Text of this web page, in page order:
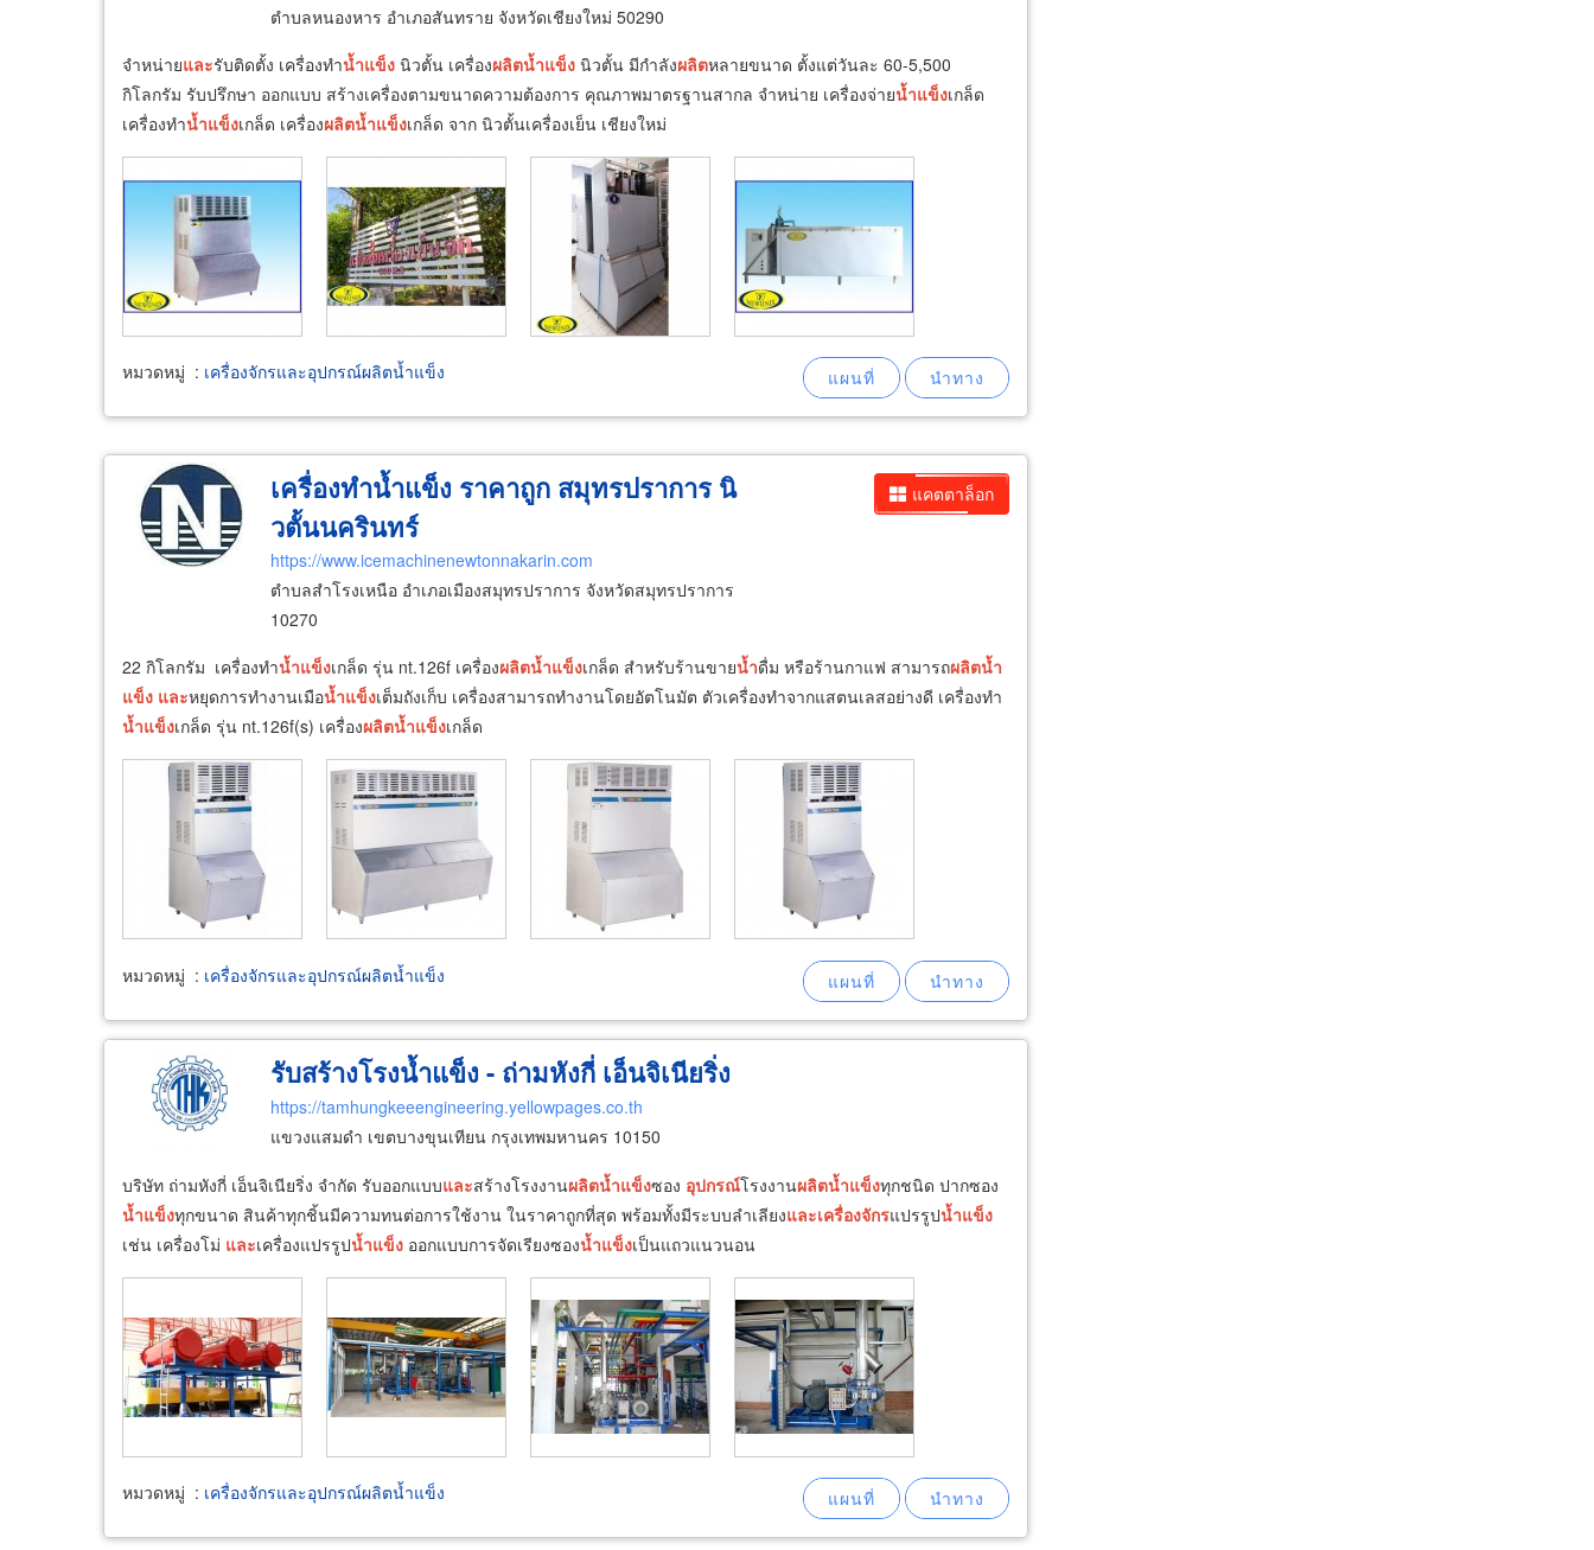
ตำบลหนองหาร อำเภอสันทราย จังหวัดเชียงใหม่ 50290
จำหน่ายและรับติดตั้ง เครื่องทำน้ำแข็ง นิวตั้น เครื่องผลิตน้ำแข็ง นิวตั้น มีกำลังผลิตหลายขนาด ตั้งแต่วันละ 60-5,500
กิโลกรัม รับปรึกษา ออกแบบ สร้างเครื่องตามขนาดความต้องการ คุณภาพมาตรฐานสากล จำหน่าย เครื่องจ่ายน้ำแข็งเกล็ด
เครื่องทำน้ำแข็งเกล็ด เครื่องผลิตน้ำแข็งเกล็ด จาก นิวตั้นเครื่องเย็น เชียงใหม่
หมวดหมู่ : เครื่องจักรและอุปกรณ์ผลิตน้ำแข็ง
แคตตาล็อก
เครื่องทำน้ำแข็ง ราคาถูก สมุทรปราการ นิ
วตั้นนครินทร์
https://www.icemachinenewtonnakarin.com
ตำบลสำโรงเหนือ อำเภอเมืองสมุทรปราการ จังหวัดสมุทรปราการ
10270
22 กิโลกรัม เครื่องทำน้ำแข็งเกล็ด รุ่น nt.126f เครื่องผลิตน้ำแข็งเกล็ด สำหรับร้านขายน้ำดื่ม หรือร้านกาแฟ สามารถผลิตน้ำ
แข็ง และหยุดการทำงานเมือน้ำแข็งเต็มถังเก็บ เครื่องสามารถทำงานโดยอัตโนมัต ตัวเครื่องทำจากแสตนเลสอย่างดี เครื่องทำ
น้ำแข็งเกล็ด รุ่น nt.126f(s) เครื่องผลิตน้ำแข็งเกล็ด
หมวดหมู่ : เครื่องจักรและอุปกรณ์ผลิตน้ำแข็ง
รับสร้างโรงน้ำแข็ง - ถ่ามหังกี่ เอ็นจิเนียริ่ง
https://tamhungkeeengineering.yellowpages.co.th
แขวงแสมดำ เขตบางขุนเทียน กรุงเทพมหานคร 10150
บริษัท ถ่ามหังกี่ เอ็นจิเนียริ่ง จำกัด รับออกแบบและสร้างโรงงานผลิตน้ำแข็งซอง อุปกรณ์โรงงานผลิตน้ำแข็งทุกชนิด ปากซอง
น้ำแข็งทุกขนาด สินค้าทุกชิ้นมีความทนต่อการใช้งาน ในราคาถูกที่สุด พร้อมทั้งมีระบบลำเลียงและเครื่องจักรแปรรูปน้ำแข็ง
เช่น เครื่องโม่ และเครื่องแปรรูปน้ำแข็ง ออกแบบการจัดเรียงซองน้ำแข็งเป็นแถวแนวนอน
หมวดหมู่ : เครื่องจักรและอุปกรณ์ผลิตน้ำแข็ง